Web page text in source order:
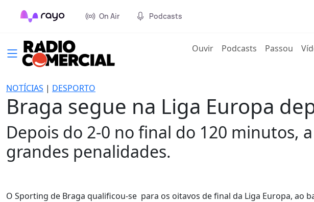
On Air Podcasts
Ouvir(current)
Podcasts Passou
NOTÍCIAS | DESPORTO
Braga segue na Liga Europa
Depois do 2-0 no final do 120 minutos,
grandes penalidades.
O Sporting de Braga qualificou-se para os oitavos de final da Liga Europa, ao